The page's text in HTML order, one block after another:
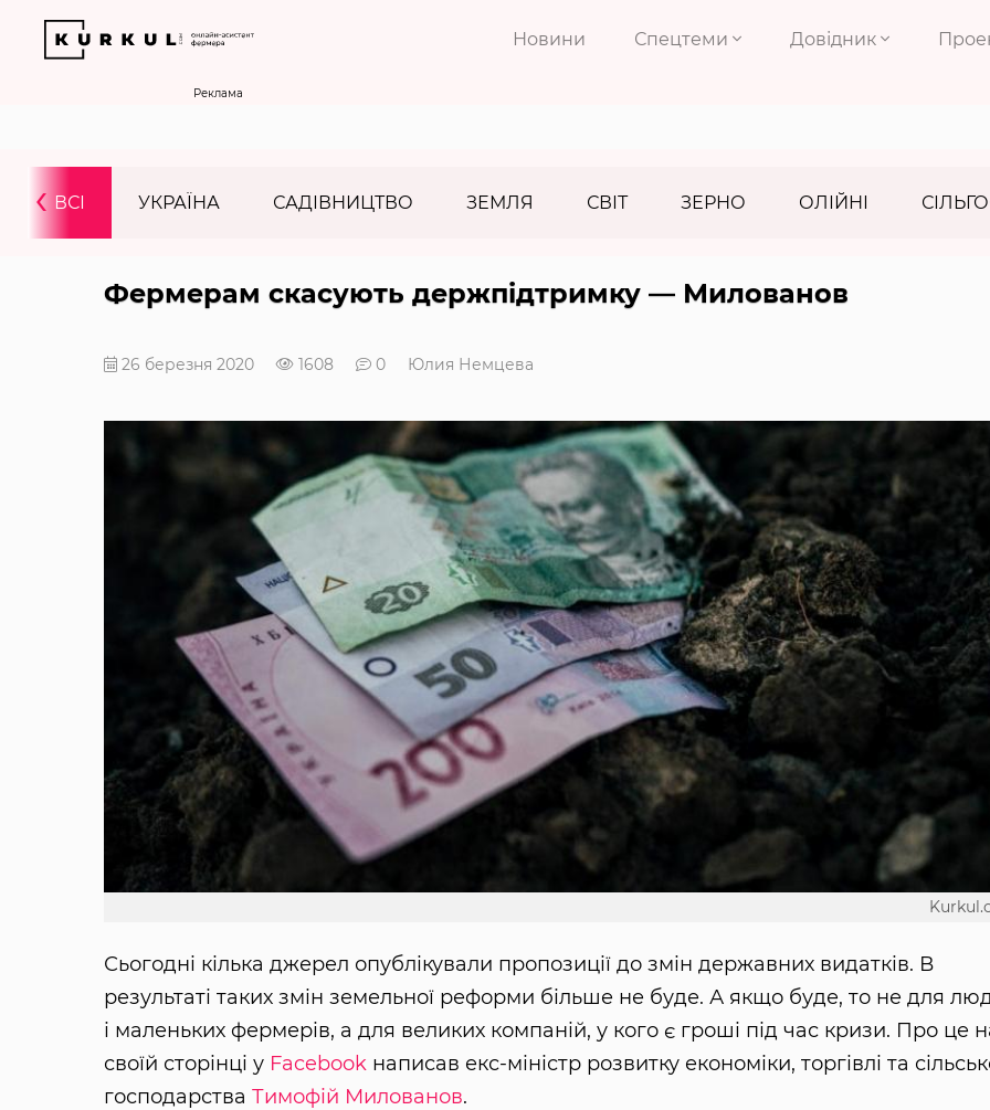
Новини Спецтеми Довідник
Реклама
ВСІ УКРАЇНА САДІВНИЦТВО ЗЕМЛЯ СВІТ ЗЕРНО ОЛІЙНІ
‹
Фермерам скасують держпідтримку — Милованов
26 березня 2020 1608 0 Юлия Немцева
Сьогодні кілька джерел опублікували пропозиції до змін державних видатків. В
результаті таких змін земельної реформи більше не буде. А якщо буде, то не для
і маленьких фермерів, а для великих компаній, у кого є гроші під час кризи. Про це
своїй сторінці у Facebookнаписав екс-міністр розвитку економіки, торгівлі та
господарства Тимофій Милованов.